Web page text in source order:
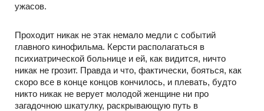
ужасов.
Проходит никак не этак немало медли с событий
главного кинофильма. Керсти располагаться в
психиатрической больнице и ей, как видится, ничто
никак не грозит. Правда и что, фактически, бояться, как
скоро все в конце концов кончилось, и плевать, будто
никто никак не верует молодой женщине ни про
загадочною шкатулку, раскрывающую путь в